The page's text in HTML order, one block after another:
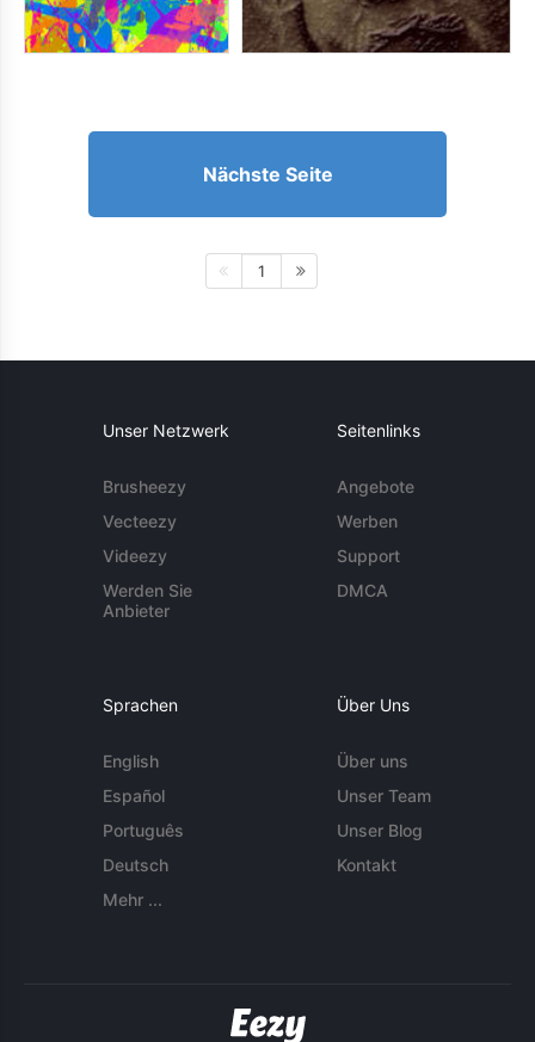
Nächste Seite
1
Unser Netzwerk
Brusheezy
Vecteezy
Videezy
Werden Sie
Anbieter
Seitenlinks
Angebote
Werben
Support
DMCA
Sprachen
English
Español
Português
Deutsch
Mehr ...
Über Uns
Über uns
Unser Team
Unser Blog
Kontakt